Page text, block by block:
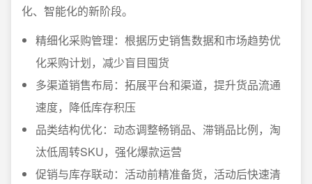
化、智能化的新阶段。
精细化采购管理：根据历史销售数据和市场趋势优
化采购计划，减少盲目囤货
多渠道销售布局：拓展平台和渠道，提升货品流通
速度，降低库存积压
品类结构优化：动态调整畅销品、滞销品比例，淘
汰低周转SKU，强化爆款运营
促销与库存联动：活动前精准备货，活动后快速清